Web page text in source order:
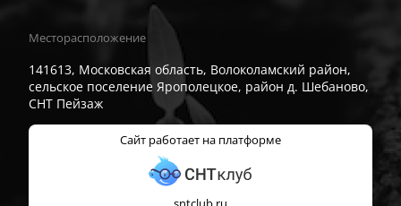
Месторасположение
141613, Московская область, Волоколамский район,
сельское поселение Ярополецкое, район д. Шебаново,
СНТ Пейзаж
Сайт работает на платформе